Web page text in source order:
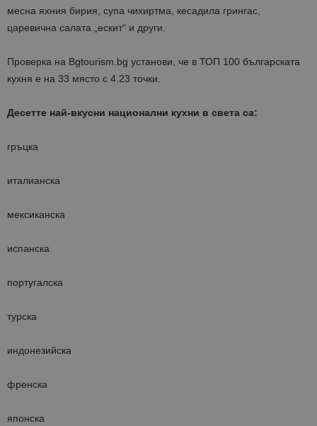
месна яхния бирия, супа чихиртма, кесадила грингас,
царевична салата „ескит“ и други.
Проверка на Bgtourism.bg установи, че в ТОП 100 българската
кухня е на 33 място с 4.23 точки.
Десетте най-вкусни национални кухни в света са:
гръцка
италианска
мексиканска
испанска
португалска
турска
индонезийска
френска
японска